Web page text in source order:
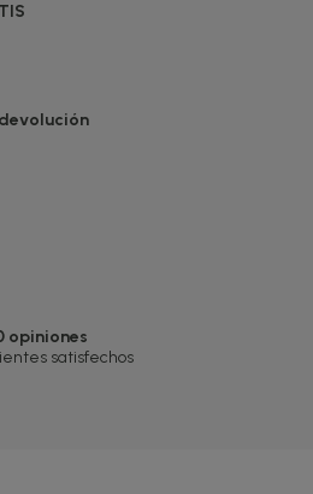
opiniones
satisfechos